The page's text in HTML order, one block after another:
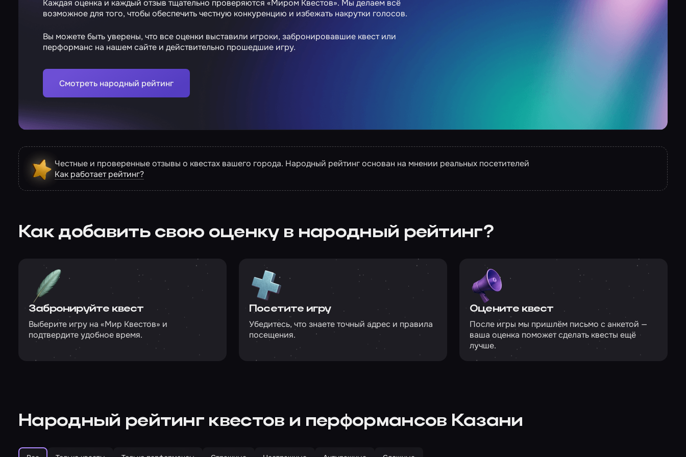
Каждая оценка и каждый отзыв тщательно проверяются «Миром Квестов». Мы делаем всё
возможное для того, чтобы обеспечить честную конкуренцию и избежать накрутки голосов.
Вы можете быть уверены, что все оценки выставили игроки, забронировавшие квест или
перформанс на нашем сайте и действительно прошедшие игру.
Смотреть народный рейтинг
Честные и проверенные отзывы о квестах вашего города. Народный рейтинг основан на мнении реальных посетителей
Как работает рейтинг?
Как добавить свою оценку в народный рейтинг?
Забронируйте квест
Выберите игру на «Мир Квестов» и
подтвердите удобное время.
Посетите игру
Убедитесь, что знаете точный адрес и правила
посещения.
Оцените квест
После игры мы пришлём письмо с анкетой —
ваша оценка поможет сделать квесты ещё
лучше.
Народный рейтинг квестов и перформансов Казани